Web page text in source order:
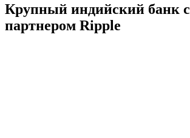
Крупный индийский банк
партнером Ripple